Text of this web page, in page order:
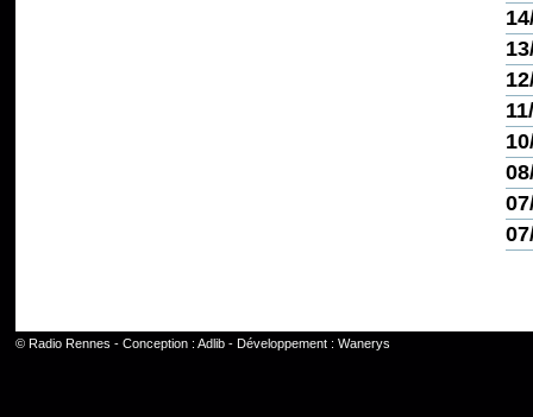
© Radio Rennes - Conception : Adlib- Développement : Wanerys